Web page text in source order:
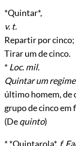
*Quintar*,
v. t.
Repartir por
Tirar um de cinco.
* Loc. mil.
Quintar um
último homem, de
grupo de cinco em
(Dequinto)
* *Quintarola*, f.